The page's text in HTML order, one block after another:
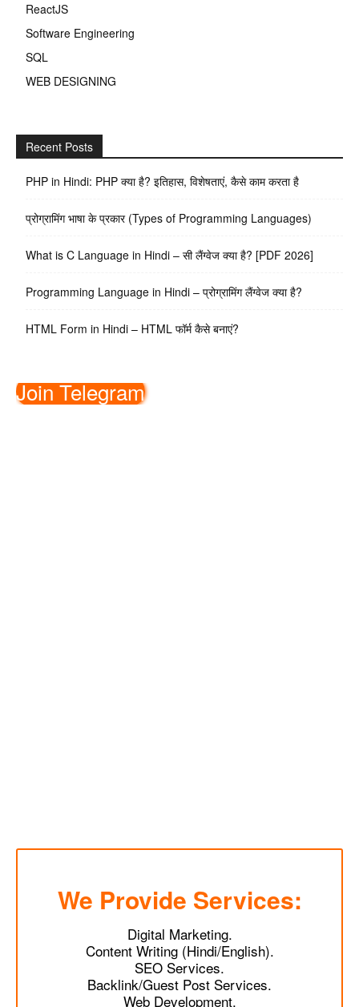
ReactJS
Software Engineering
SQL
WEB DESIGNING
Recent Posts
PHP in Hindi: PHP क्या है? इतिहास, विशेषताएं, कैसे काम करता है
प्रोग्रामिंग भाषा के प्रकार (Types of Programming Languages)
What is C Language in Hindi – सी लैंग्वेज क्या है? [PDF 2026]
Programming Language in Hindi – प्रोग्रामिंग लैंग्वेज क्या है?
HTML Form in Hindi – HTML फॉर्म कैसे बनाएं?
Join Telegram
We Provide Services:
Digital Marketing.
Content Writing (Hindi/English).
SEO Services.
Backlink/Guest Post Services.
Web Development.